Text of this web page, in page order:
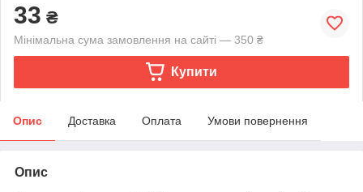
33 ₴
Мінімальна сума замовлення на сайті — 350 ₴
Купити
Опис Доставка Оплата Умови повернення
Опис